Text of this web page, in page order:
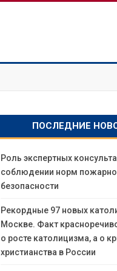
ПОСЛЕДНИЕ
Роль экспертных
соблюдении норм
безопасности
Рекордные 97 новых
Москве. Факт
о росте католицизма, а о
христианства в России